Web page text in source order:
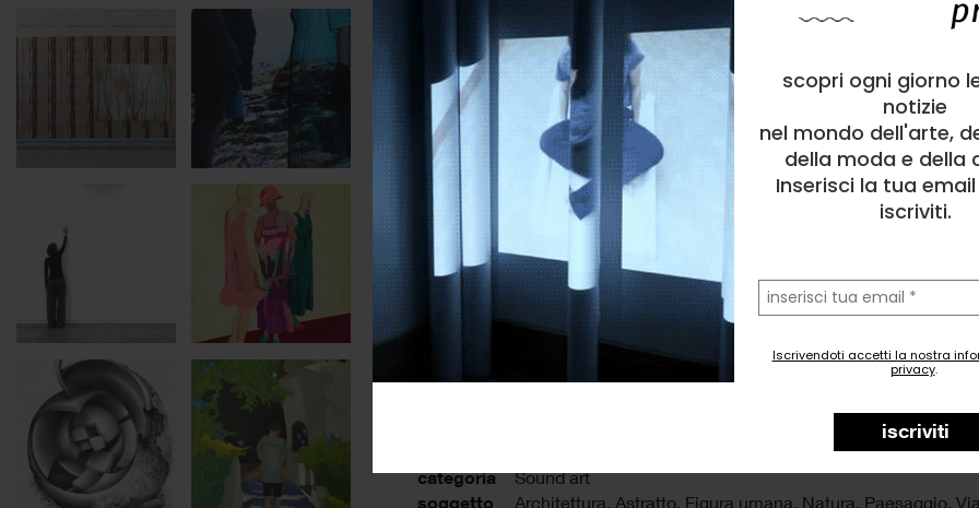
scopri ogni giorno
notizie
nel mondo dell'arte,
della moda e della
Inserisci la tua
iscriviti.
la
tua
email
Iscrivendoti accetti la nostra
privacy.
iscriviti
categoria Sound art
soggetto Architettura, Astratto, Figura umana, Natura, Paesaggio,